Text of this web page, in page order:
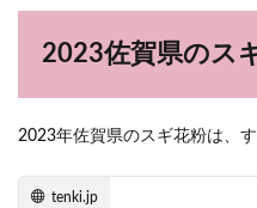
2023佐賀県のス
2023年佐賀県のスギ花粉は、
tenki.jp